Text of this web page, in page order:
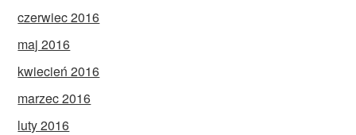
czerwiec 2016
maj 2016
kwiecień 2016
marzec 2016
luty 2016